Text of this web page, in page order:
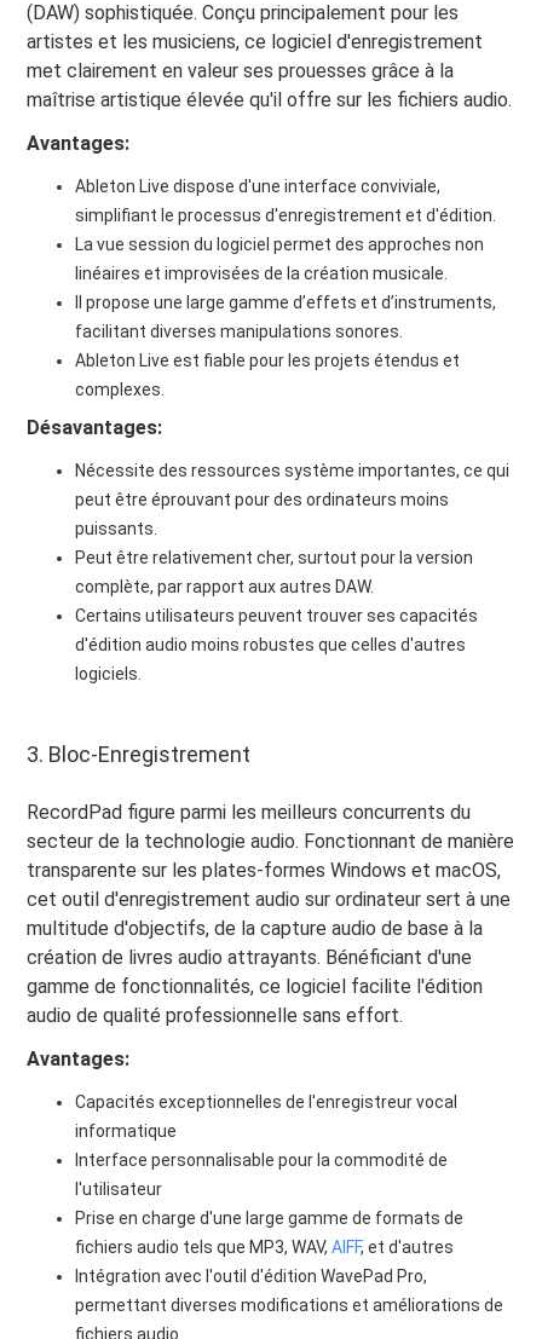
(DAW) sophistiquée. Conçu principalement pour les
artistes et les musiciens, ce logiciel d'enregistrement
met clairement en valeur ses prouesses grâce à la
maîtrise artistique élevée qu'il offre sur les fichiers audio.
Avantages:
Ableton Live dispose d'une interface conviviale,
simplifiant le processus d'enregistrement et d'édition.
La vue session du logiciel permet des approches non
linéaires et improvisées de la création musicale.
Il propose une large gamme d’effets et d’instruments,
facilitant diverses manipulations sonores.
Ableton Live est fiable pour les projets étendus et
complexes.
Désavantages:
Nécessite des ressources système importantes, ce qui
peut être éprouvant pour des ordinateurs moins
puissants.
Peut être relativement cher, surtout pour la version
complète, par rapport aux autres DAW.
Certains utilisateurs peuvent trouver ses capacités
d'édition audio moins robustes que celles d'autres
logiciels.
3. Bloc-Enregistrement
RecordPad figure parmi les meilleurs concurrents du
secteur de la technologie audio. Fonctionnant de manière
transparente sur les plates-formes Windows et macOS,
cet outil d'enregistrement audio sur ordinateur sert à une
multitude d'objectifs, de la capture audio de base à la
création de livres audio attrayants. Bénéficiant d'une
gamme de fonctionnalités, ce logiciel facilite l'édition
audio de qualité professionnelle sans effort.
Avantages:
Capacités exceptionnelles de l'enregistreur vocal
informatique
Interface personnalisable pour la commodité de
l'utilisateur
Prise en charge d'une large gamme de formats de
fichiers audio tels que MP3, WAV,AIFF, et d'autres
Intégration avec l'outil d'édition WavePad Pro,
permettant diverses modifications et améliorations de
fichiers audio